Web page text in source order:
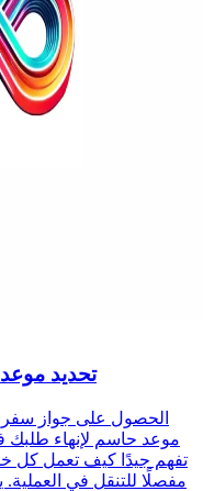
تحديد موعد
موعد حاسم لإنهاء طلبك
تفهم جيدًا كيف تعمل كل
مفصلًا للتنقل في